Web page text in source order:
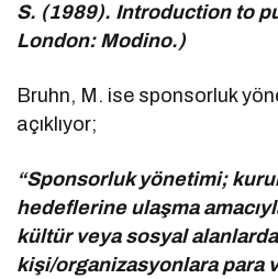
S. (1989). Introduction to
London: Modino.)
Bruhn, M. ise sponsorluk
açıklıyor;
“Sponsorluk yönetimi;
hedeflerine ulaşma
kültür veya sosyal
kişi/organizasyonlara para